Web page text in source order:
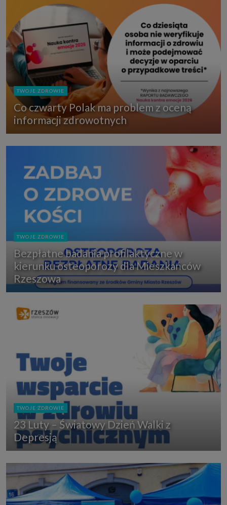
TWOJE ZDROWIE
Co czwarty Polak ma problem z oceną
informacji zdrowotnych
TWOJE ZDROWIE
Bezpłatne badania profilaktyczne w
kierunku osteoporozy dla Mieszkańców
Rzeszowa
TWOJE ZDROWIE
23 Luty – Światowy Dzień Walki z
Depresją